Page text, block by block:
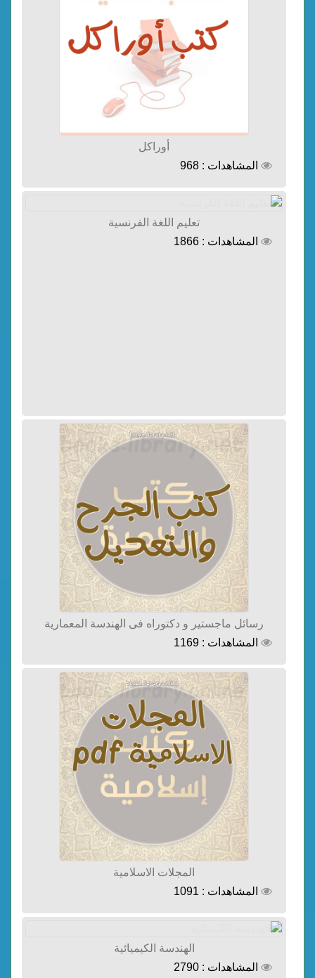
أوراكل
المشاهدات : 968
تعليم اللغة الفرنسية
المشاهدات : 1866
رسائل ماجستير و دكتوراه فى الهندسة المعمارية
المشاهدات : 1169
المجلات الاسلامية
المشاهدات : 1091
الهندسة الكيميائية
المشاهدات : 2790